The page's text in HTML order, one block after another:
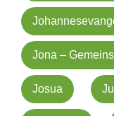
Jona –
Josua